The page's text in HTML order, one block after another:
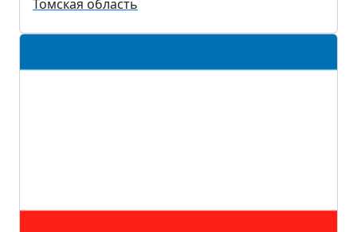
Томская область